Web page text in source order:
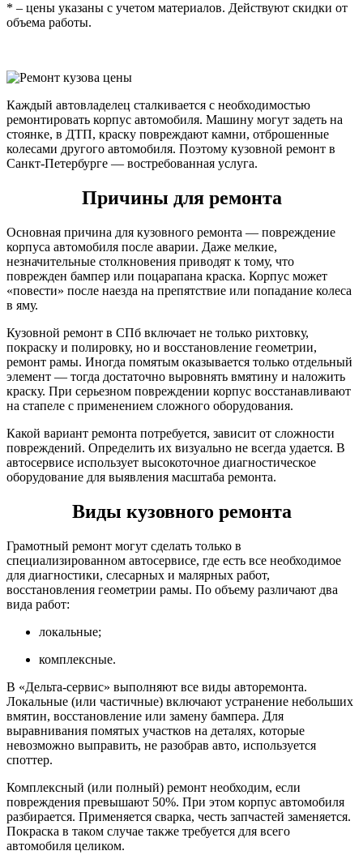
* – цены указаны с учетом материалов. Действуют скидки от
объема работы.
Каждый автовладелец сталкивается с необходимостью
ремонтировать корпус автомобиля. Машину могут задеть на
стоянке, в ДТП, краску повреждают камни, отброшенные
колесами другого автомобиля. Поэтому кузовной ремонт в
Санкт-Петербурге — востребованная услуга.
Причины для ремонта
Основная причина для кузовного ремонта — повреждение
корпуса автомобиля после аварии. Даже мелкие,
незначительные столкновения приводят к тому, что
поврежден бампер или поцарапана краска. Корпус может
«повести» после наезда на препятствие или попадание колеса
в яму.
Кузовной ремонт в СПб включает не только рихтовку,
покраску и полировку, но и восстановление геометрии,
ремонт рамы. Иногда помятым оказывается только отдельный
элемент — тогда достаточно выровнять вмятину и наложить
краску. При серьезном повреждении корпус восстанавливают
на стапеле с применением сложного оборудования.
Какой вариант ремонта потребуется, зависит от сложности
повреждений. Определить их визуально не всегда удается. В
автосервисе использует высокоточное диагностическое
оборудование для выявления масштаба ремонта.
Виды кузовного ремонта
Грамотный ремонт могут сделать только в
специализированном автосервисе, где есть все необходимое
для диагностики, слесарных и малярных работ,
восстановления геометрии рамы. По объему различают два
вида работ:
локальные;
комплексные.
В «Дельта-сервис» выполняют все виды авторемонта.
Локальные (или частичные) включают устранение небольших
вмятин, восстановление или замену бампера. Для
выравнивания помятых участков на деталях, которые
невозможно выправить, не разобрав авто, используется
споттер.
Комплексный (или полный) ремонт необходим, если
повреждения превышают 50%. При этом корпус автомобиля
разбирается. Применяется сварка, честь запчастей заменяется.
Покраска в таком случае также требуется для всего
автомобиля целиком.